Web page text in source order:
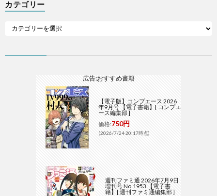
カテゴリー
広告:おすすめ書籍
【電子版】コンプエース 2026
年9月号 【電子書籍】[ コンプエ
ース編集部 ]
価格:750円
(2026/7/24 20:17時点)
週刊ファミ通 2026年7月9日
増刊号 No.1953 【電子書
籍】[ 週刊ファミ通編集部 ]